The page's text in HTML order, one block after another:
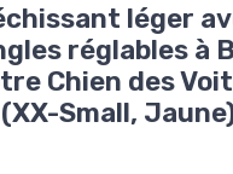
léger
réglables à
Chien des
Small,